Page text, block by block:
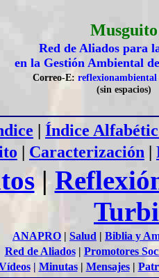
Musguito
Red de Aliados para
en la Gestión Ambiental
Correo-E:
(sin espacios)
| Índice
| Caracterización |
|
ANAPRO | Salud | Biblia y
Red de Aliados| Promotores
| Minutas| Mensajes|